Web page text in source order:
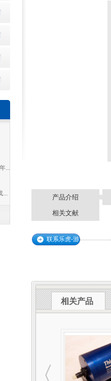
...
...
产品介绍
相关文献
联系乐虎-游
相关产品